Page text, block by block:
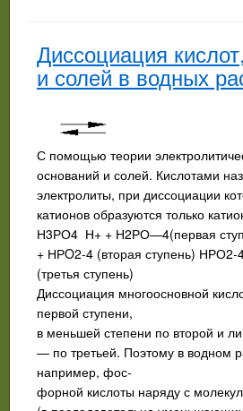
Диссоциация
и солей в водных
С помощью теории
оснований и солей. Кислотами
электролиты, при диссоциации
катионов образуются только
Н3РО4 Н+ + Н2РО—4(первая
+ НРO2-4 (вторая ступень)
(третья ступень)
Диссоциация многоосновной
первой ступени,
в меньшей степени по второй и
— по третьей. Поэтому в водном
например, фос­
форной кислоты наряду с